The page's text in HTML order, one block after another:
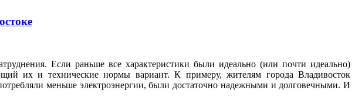
Если раньше все характеристики были идеально (или почти идеально)
их и технические нормы вариант. К примеру, жителям города Владивосток
меньше электроэнергии, были достаточно надежными и долговечными. И